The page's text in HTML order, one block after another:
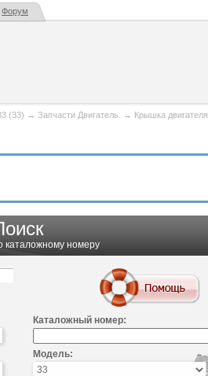
Форум
(33) → Запчасти Двигатель. → Крышка двигателя
каталожному номеру
Каталожный номер:
Модель: